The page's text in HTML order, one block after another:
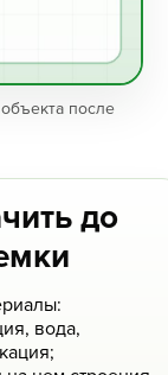
после
до
вода,